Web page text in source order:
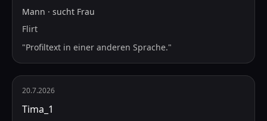
Mann · sucht Frau
Flirt
"Profiltext in einer anderen Sprache."
20.7.2026
Tima_1